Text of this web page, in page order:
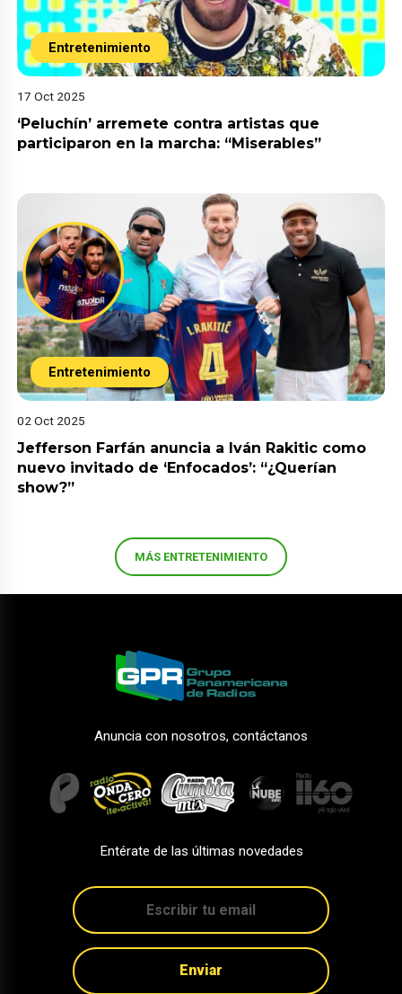
Entretenimiento
17 Oct 2025
‘Peluchín’ arremete contra artistas que
participaron en la marcha: “Miserables”
Entretenimiento
02 Oct 2025
Jefferson Farfán anuncia a Iván Rakitic como
nuevo invitado de ‘Enfocados’: “¿Querían
show?”
MÁS ENTRETENIMIENTO
Anuncia con nosotros, contáctanos
Entérate de las últimas novedades
Enviar